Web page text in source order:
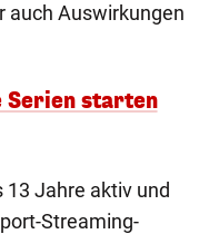
auch Auswirkungen
Serien starten
13 Jahre aktiv und
Streaming-